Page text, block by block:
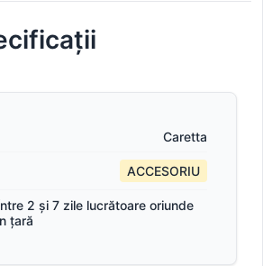
Caretta
ACCESORIU
2 și 7 zile lucrătoare oriunde
țară